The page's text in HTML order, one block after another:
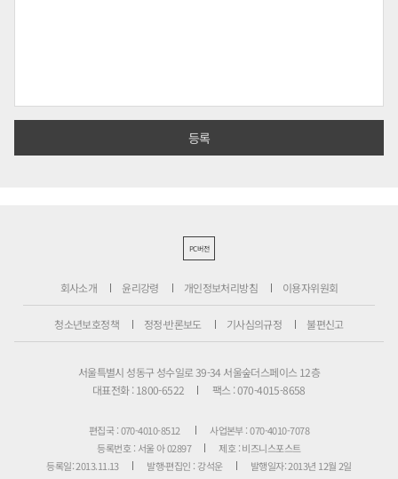
PC버전
회사소개 윤리강령 개인정보처리방침 이용자위원회
청소년보호정책 정정·반론보도 기사심의규정 불편신고
서울특별시 성동구 성수일로 39-34 서울숲더스페이스 12층
대표전화 : 1800-6522
팩스 : 070-4015-8658
편집국 : 070-4010-8512
사업본부 : 070-4010-7078
등록번호 : 서울 아 02897
제호 : 비즈니스포스트
등록일: 2013.11.13
발행·편집인 : 강석운
발행일자: 2013년 12월 2일